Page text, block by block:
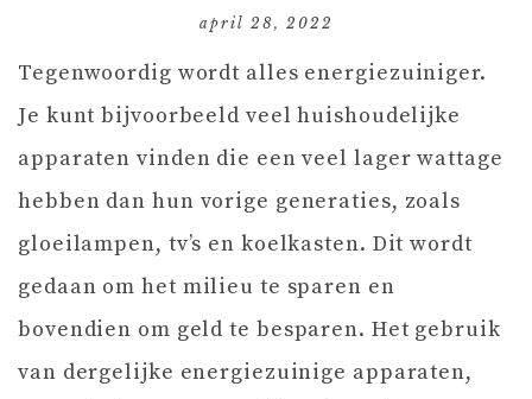
april 28, 2022
Tegenwoordig wordt alles energiezuiniger.
Je kunt bijvoorbeeld veel huishoudelijke
apparaten vinden die een veel lager wattage
hebben dan hun vorige generaties, zoals
gloeilampen, tv’s en koelkasten. Dit wordt
gedaan om het milieu te sparen en
bovendien om geld te besparen. Het gebruik
van dergelijke energiezuinige apparaten,